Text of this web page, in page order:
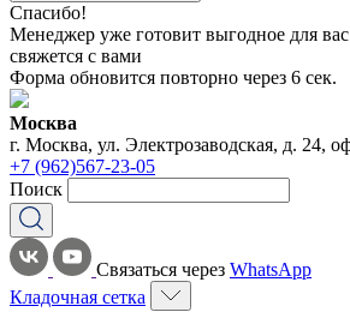
Спасибо!
Менеджер уже готовит выгодное для
свяжется с вами
Форма обновится повторно через 6 сек.
Москва
г. Москва, ул. Электрозаводская, д. 24,
+7 (962)567-23-05
Поиск
Связаться через WhatsApp
Кладочная сетка